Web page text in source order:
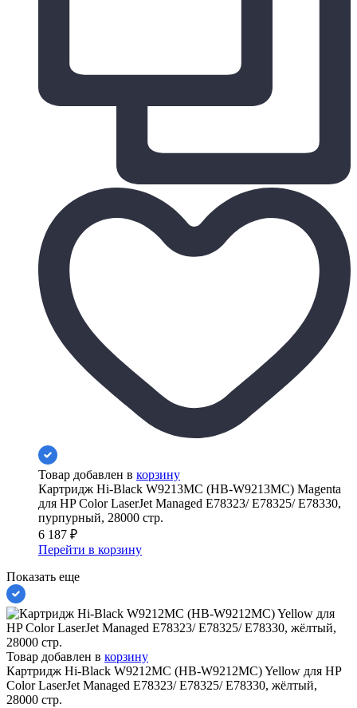
Товар добавлен в корзину
Картридж Hi-Black W9213MC (HB-W9213MC) Magenta
для HP Color LaserJet Managed E78323/ E78325/ E78330,
пурпурный, 28000 стр.
6 187 ₽
Перейти в корзину
Показать еще
Товар добавлен в корзину
Картридж Hi-Black W9212MC (HB-W9212MC) Yellow для HP
Color LaserJet Managed E78323/ E78325/ E78330, жёлтый,
28000 стр.